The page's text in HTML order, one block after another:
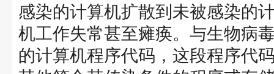
感染的计算机扩散到未被感染的
机工作失常甚至瘫痪。与生物病
的计算机程序代码，这段程序代